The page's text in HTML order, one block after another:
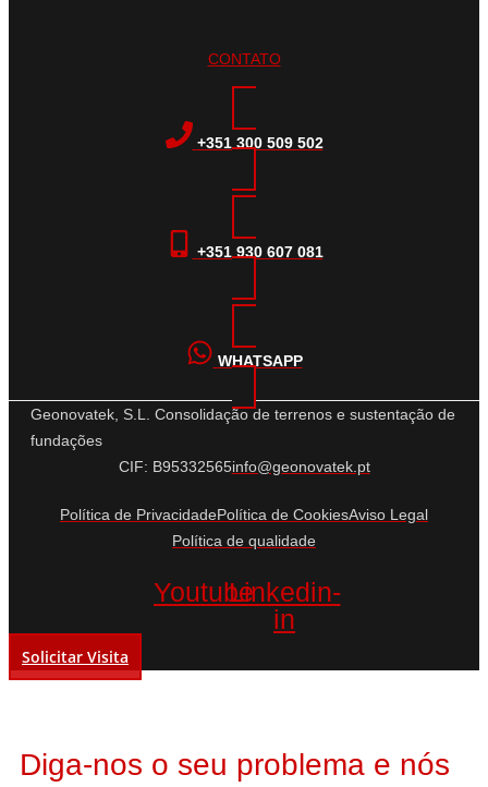
CONTATO
+351 300 509 502
+351 930 607 081
WHATSAPP
Geonovatek, S.L. Consolidação de terrenos e sustentação de
fundações
CIF: B95332565info@geonovatek.pt
Política de PrivacidadePolítica de CookiesAviso Legal
Política de qualidade
YoutubeLinkedin-
in
Solicitar Visita
Diga-nos o seu problema e nós